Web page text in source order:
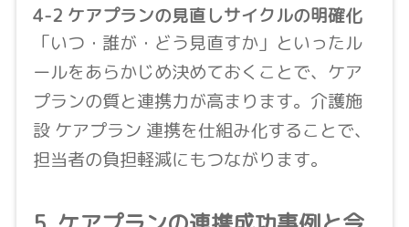
4-2 ケアプランの見直しサイクルの明確化
「いつ・誰が・どう見直すか」といったル
ールをあらかじめ決めておくことで、ケア
プランの質と連携力が高まります。介護施
設 ケアプラン 連携を仕組み化することで、
担当者の負担軽減にもつながります。